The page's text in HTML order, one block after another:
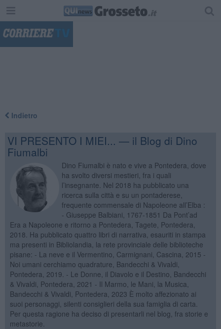
Indietro
VI PRESENTO I MIEI... — il Blog di Dino
Fiumalbi
Dino Fiumalbi è nato e vive a Pontedera, dove
ha svolto diversi mestieri, fra i quali
l’insegnante. Nel 2018 ha pubblicato una
ricerca sulla città e su un pontaderese,
frequente commensale di Napoleone all’Elba :
- Giuseppe Balbiani, 1767-1851 Da Pont’ad
Era a Napoleone e ritorno a Pontedera, Tagete, Pontedera,
2018. Ha pubblicato quattro libri di narrativa, esauriti in stampa
ma presenti in Bibliolandia, la rete provinciale delle biblioteche
pisane: - La neve e il Vermentino, Carmignani, Cascina, 2015 -
Noi umani cerchiamo quadrature, Bandecchi & Vivaldi,
Pontedera, 2019. - Le Donne, il Diavolo e il Destino, Bandecchi
& Vivaldi, Pontedera, 2021 - Il Marmo, le Mani, la Musica,
Bandecchi & Vivaldi, Pontedera, 2023 È molto affezionato ai
suoi personaggi, silenti consiglieri della sua famiglia di carta.
Per questa ragione ha deciso di presentarli nel blog, fra storie e
metastorie.